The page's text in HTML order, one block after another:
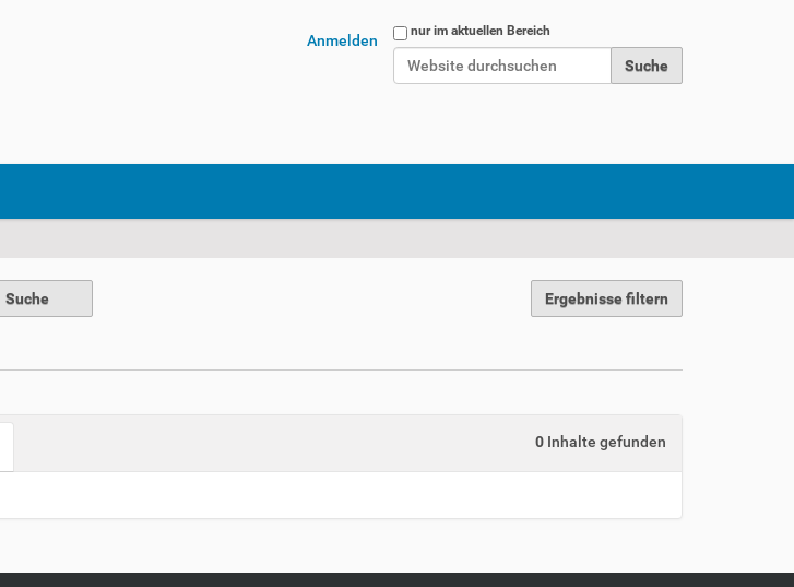
Website durchsuchen
nur im aktuellen Bereich
Anmelden
Ergebnisse filtern
0 Inhalte gefunden